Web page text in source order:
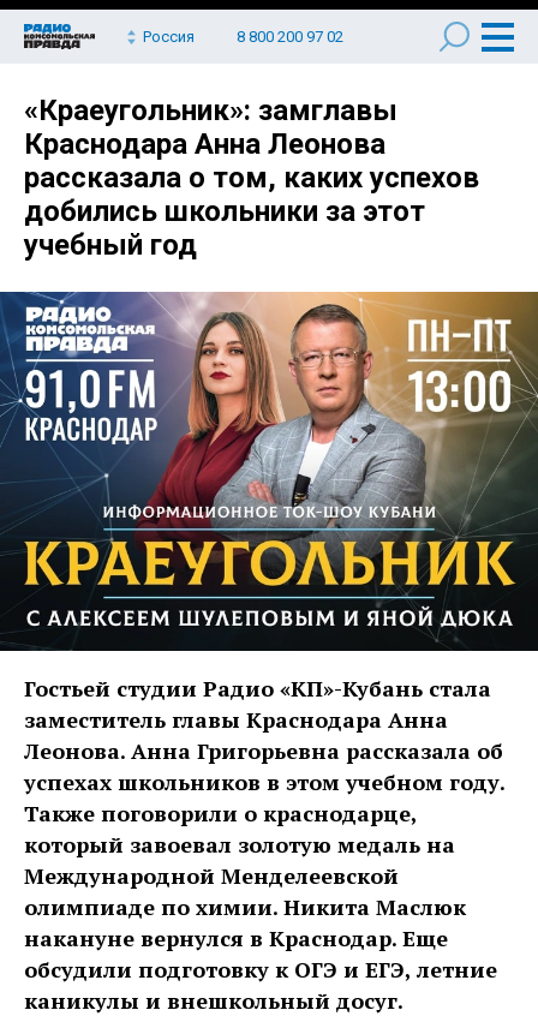
Россия 8 800 200 97 02
«Краеугольник»: замглавы
Краснодара Анна Леонова
рассказала о том, каких успехов
добились школьники за этот
учебный год
Гостьей студии Радио «КП»-Кубань стала
заместитель главы Краснодара Анна
Леонова. Анна Григорьевна рассказала об
успехах школьников в этом учебном году.
Также поговорили о краснодарце,
который завоевал золотую медаль на
Международной Менделеевской
олимпиаде по химии. Никита Маслюк
накануне вернулся в Краснодар. Еще
обсудили подготовку к ОГЭ и ЕГЭ, летние
каникулы и внешкольный досуг.